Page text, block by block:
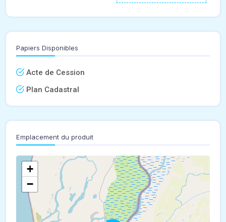
Papiers Disponibles
Acte de Cession
Plan Cadastral
Emplacement du produit
+
−